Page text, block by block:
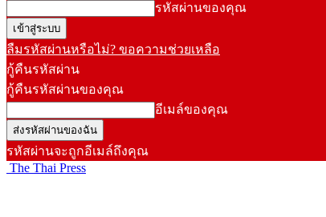
รหัสผ่านของคุณ
ลืมรหัสผ่านหรือไม่? ขอความช่วยเหลือ
กู้คืนรหัสผ่าน
กู้คืนรหัสผ่านของคุณ
อีเมล์ของคุณ
รหัสผ่านจะถูกอีเมล์ถึงคุณ
The Thai Press